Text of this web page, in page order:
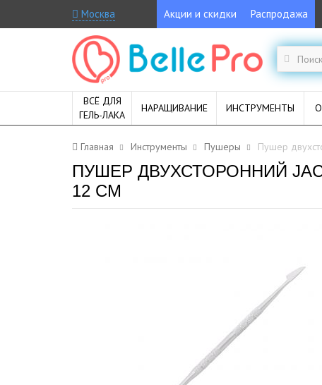
Москва Акции и скидки Распродажа
ВСЁ ДЛЯ
ГЕЛЬ-ЛАКА
НАРАЩИВАНИЕ ИНСТРУМЕНТЫ
Главная Инструменты Пушеры Пушер
ПУШЕР ДВУХСТОРОННИЙ
12 СМ